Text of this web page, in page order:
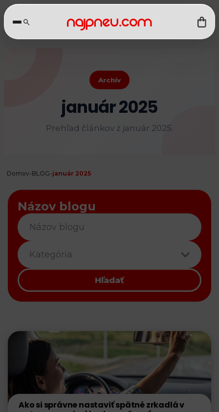
Archív
január 2025
Prehľad článkov z január 2025.
Domov-BLOG-január 2025
Názov blogu
Kategória
Hľadať
Ako si správne nastaviť spätné zrkadlá v